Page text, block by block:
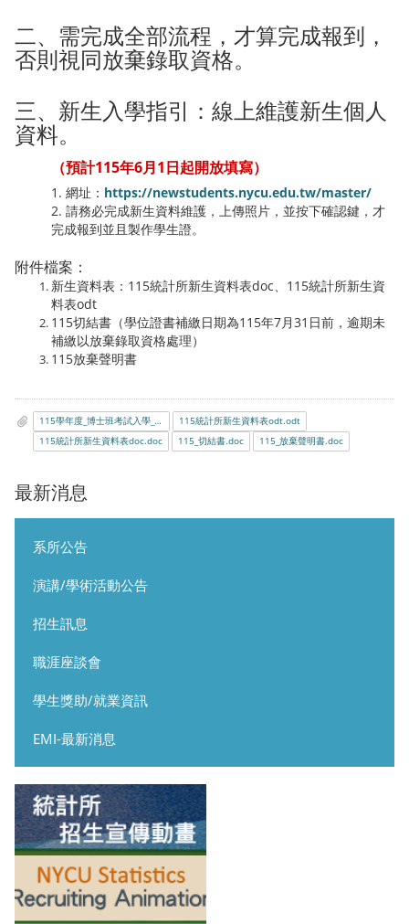
最新消息
系所公告
演講/學術活動公告
招生訊息
職涯座談會
學生獎助/就業資訊
EMI-最新消息
二、需完成全部流程，才算完成報到，
否則視同放棄錄取資格。
三、新生入學指引：線上維護新生個人
資料。
（預計115年6月1日起開放填寫）
1. 網址： https://newstudents.nycu.edu.tw/master/
2. 請務必完成新生資料維護，上傳照片，並按下確認鍵，才
完成報到並且製作學生證。
附件檔案：
新生資料表：115統計所新生資料表doc、115統計所新生資
料表odt
115切結書（學位證書補繳日期為115年7月31日前，逾期未
補繳以放棄錄取資格處理）
115放棄聲明書
115學年度_博士班考試入學_正取生報到須知.pdf
115統計所新生資料表odt.odt
115統計所新生資料表doc.doc
115_切結書.doc 115_放棄聲明書.doc